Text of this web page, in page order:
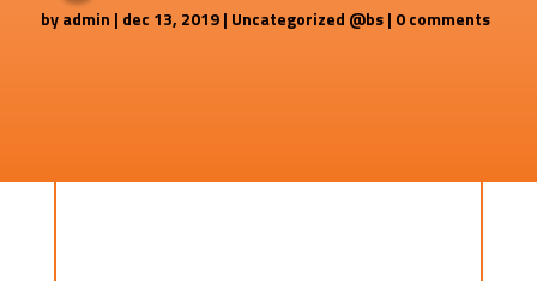
byadmin | dec 13, 2019| Uncategorized @bs| 0 comments